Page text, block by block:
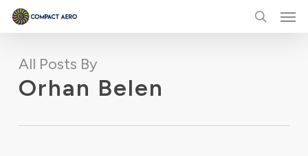
Skip
content
search
All Posts By
Orhan Belen